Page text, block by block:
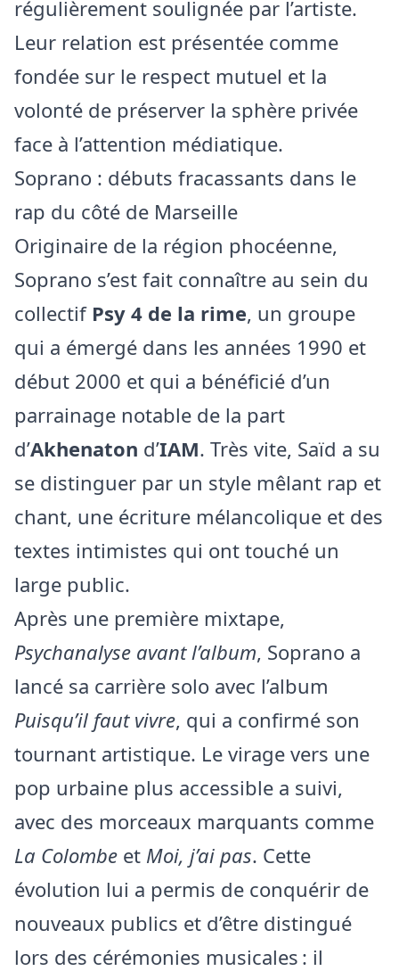
régulièrement soulignée par l’artiste.
Leur relation est présentée comme
fondée sur le respect mutuel et la
volonté de préserver la sphère privée
face à l’attention médiatique.
Soprano : débuts fracassants dans le
rap du côté de Marseille
Originaire de la région phocéenne,
Soprano s’est fait connaître au sein du
collectif Psy 4 de la rime, un groupe
qui a émergé dans les années 1990 et
début 2000 et qui a bénéficié d’un
parrainage notable de la part
d’Akhenaton d’IAM. Très vite, Saïd a su
se distinguer par un style mêlant rap et
chant, une écriture mélancolique et des
textes intimistes qui ont touché un
large public.
Après une première mixtape,
Psychanalyse avant l’album, Soprano a
lancé sa carrière solo avec l’album
Puisqu’il faut vivre, qui a confirmé son
tournant artistique. Le virage vers une
pop urbaine plus accessible a suivi,
avec des morceaux marquants comme
La Colombe et Moi, j’ai pas. Cette
évolution lui a permis de conquérir de
nouveaux publics et d’être distingué
lors des cérémonies musicales : il